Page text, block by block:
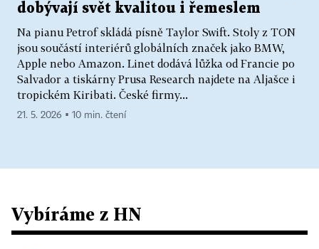
dobývají svět kvalitou i řemeslem
Na pianu Petrof skládá písně Taylor Swift. Stoly z TON
jsou součástí interiérů globálních značek jako BMW,
Apple nebo Amazon. Linet dodává lůžka od Francie po
Salvador a tiskárny Prusa Research najdete na Aljašce i
tropickém Kiribati. České firmy...
21. 5. 2026 ▪ 10 min. čtení
Vybíráme z HN